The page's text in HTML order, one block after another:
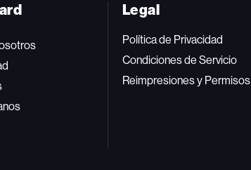
Legal
Política de Privacidad
Condiciones de Servicio
Reimpresiones y Permisos